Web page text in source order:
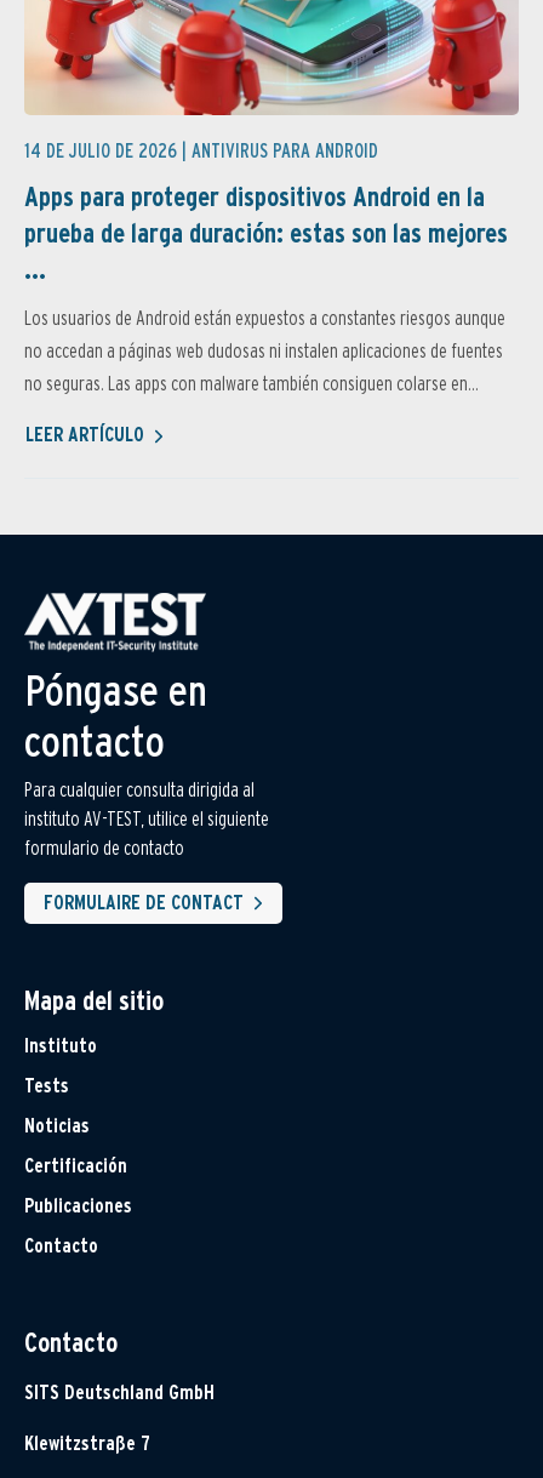
14 DE JULIO DE 2026 | ANTIVIRUS PARA ANDROID
Apps para proteger dispositivos Android en la
prueba de larga duración: estas son las mejores
...
Los usuarios de Android están expuestos a constantes riesgos aunque
no accedan a páginas web dudosas ni instalen aplicaciones de fuentes
no seguras. Las apps con malware también consiguen colarse en...
LEER ARTÍCULO
Póngase en
contacto
Para cualquier consulta dirigida al
instituto AV-TEST, utilice el siguiente
formulario de contacto
FORMULAIRE DE CONTACT
Mapa del sitio
Instituto
Tests
Noticias
Certificación
Publicaciones
Contacto
Contacto
SITS Deutschland GmbH
Klewitzstraße 7